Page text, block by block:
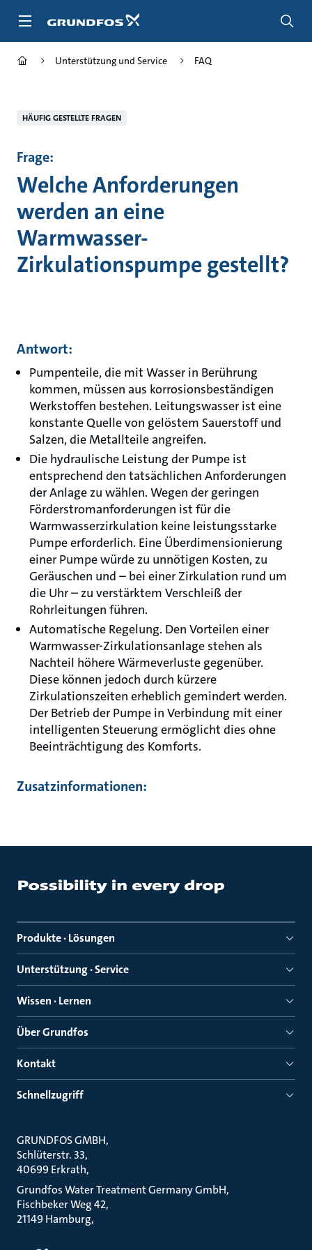
Inhalt
Unterstützung und Service FAQ
HÄUFIG GESTELLTE FRAGEN
Frage:
Welche Anforderungen
werden an eine
Warmwasser-
Zirkulationspumpe gestellt?
Antwort:
Pumpenteile, die mit Wasser in Berührung
kommen, müssen aus korrosionsbeständigen
Werkstoffen bestehen. Leitungswasser ist eine
konstante Quelle von gelöstem Sauerstoff und
Salzen, die Metallteile angreifen.
Die hydraulische Leistung der Pumpe ist
entsprechend den tatsächlichen Anforderungen
der Anlage zu wählen. Wegen der geringen
Förderstromanforderungen ist für die
Warmwasserzirkulation keine leistungsstarke
Pumpe erforderlich. Eine Überdimensionierung
einer Pumpe würde zu unnötigen Kosten, zu
Geräuschen und – bei einer Zirkulation rund um
die Uhr – zu verstärktem Verschleiß der
Rohrleitungen führen.
Automatische Regelung. Den Vorteilen einer
Warmwasser-Zirkulationsanlage stehen als
Nachteil höhere Wärmeverluste gegenüber.
Diese können jedoch durch kürzere
Zirkulationszeiten erheblich gemindert werden.
Der Betrieb der Pumpe in Verbindung mit einer
intelligenten Steuerung ermöglicht dies ohne
Beeinträchtigung des Komforts.
Zusatzinformationen:
Produkte · Lösungen
Unterstützung · Service
Wissen · Lernen
Über Grundfos
Kontakt
Schnellzugriff
GRUNDFOS GMBH
Schlüterstr. 33
40699 Erkrath
Grundfos Water Treatment Germany GmbH
Fischbeker Weg 42
21149 Hamburg